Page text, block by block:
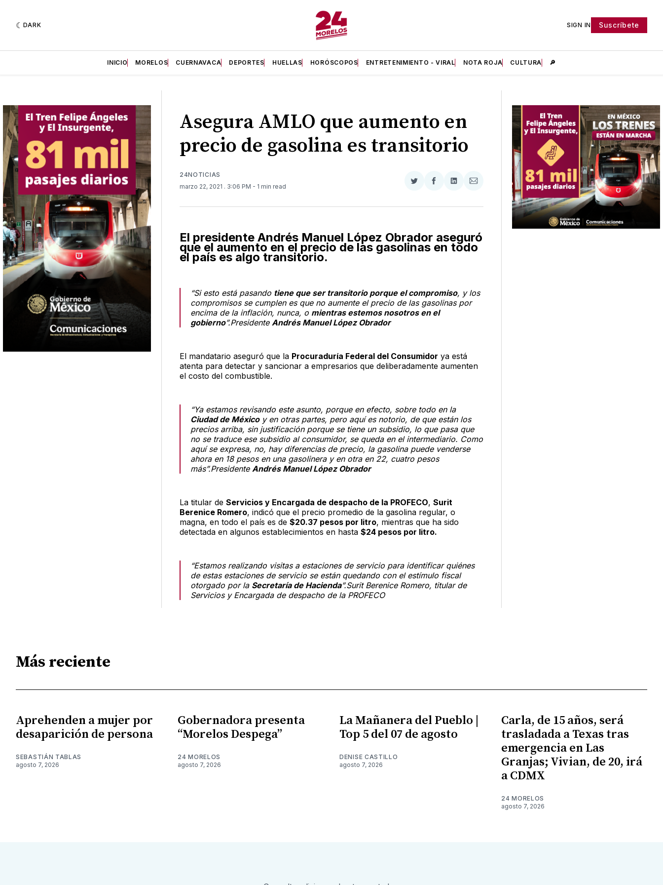
DARK SIGN IN Suscríbete
INICIO MORELOS CUERNAVACA DEPORTES HUELLAS HORÓSCOPOS ENTRETENIMIENTO - VIRAL NOTA ROJA CULTURA 🔎
Asegura AMLO que aumento en
precio de gasolina es transitorio
24NOTICIAS
marzo 22, 2021 . 3:06 PM - 1 min read
Compartir
Twitter
Compartir
Facebook
Compartir
LinkedIn
Compartir
Email
El presidente Andrés Manuel López Obrador aseguró
que el aumento en el precio de las gasolinas en todo
el país es algo transitorio.
“Si esto está pasando tiene que ser transitorio porque el compromiso, y los
compromisos se cumplen es que no aumente el precio de las gasolinas por
encima de la inflación, nunca, o mientras estemos nosotros en el
gobierno”.Presidente Andrés Manuel López Obrador
El mandatario aseguró que la Procuraduría Federal del Consumidor ya está
atenta para detectar y sancionar a empresarios que deliberadamente aumenten
el costo del combustible.
“Ya estamos revisando este asunto, porque en efecto, sobre todo en la
Ciudad de Méxicoy en otras partes, pero aquí es notorio, de que están los
precios arriba, sin justificación porque se tiene un subsidio, lo que pasa que
no se traduce ese subsidio al consumidor, se queda en el intermediario. Como
aquí se expresa, no, hay diferencias de precio, la gasolina puede venderse
ahora en 18 pesos en una gasolinera y en otra en 22, cuatro pesos
más”.Presidente Andrés Manuel López Obrador
La titular de Servicios y Encargada de despacho de la PROFECO, Surit
Berenice Romero, indicó que el precio promedio de la gasolina regular, o
magna, en todo el país es de $20.37 pesos por litro, mientras que ha sido
detectada en algunos establecimientos en hasta $24 pesos por litro.
“Estamos realizando visitas a estaciones de servicio para identificar quiénes
de estas estaciones de servicio se están quedando con el estímulo fiscal
otorgado por la Secretaría de Hacienda”.Surit Berenice Romero, titular de
Servicios y Encargada de despacho de la PROFECO
Más reciente
Aprehenden a mujer por
desaparición de persona
SEBASTIÁN TABLAS
agosto 7, 2026
Gobernadora presenta
“Morelos Despega”
24 MORELOS
agosto 7, 2026
La Mañanera del Pueblo |
Top 5 del 07 de agosto
DENISE CASTILLO
agosto 7, 2026
Carla, de 15 años, será
trasladada a Texas tras
emergencia en Las
Granjas; Vivian, de 20, irá
a CDMX
24 MORELOS
agosto 7, 2026